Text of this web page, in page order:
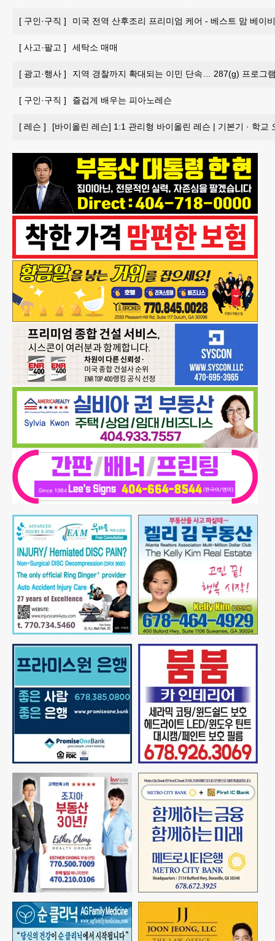
[ 구인·구직 ] 미국 전역 산후조리 프리미엄 케어 - 베스트 맘 베이
[ 사고·팔고 ] 세탁소 매매
[ 광고·행사 ] 지역 경찰까지 확대되는 이민 단속… 287(g) 프로그
[ 구인·구직 ] 즐겁게 배우는 피아노레슨
[ 레슨 ] [바이올린 레슨] 1:1 관리형 바이올린 레슨 | 기본기 · 학